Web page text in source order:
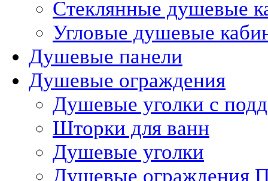
Стеклянные душевые
Угловые душевые
Душевые панели
Душевые ограждения
Душевые уголки с
Шторки для ванн
Душевые уголки
Душевые ограждения